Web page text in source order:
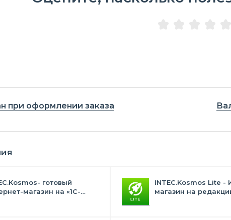
при оформлении заказа
готовый
магазин на «1С-
INTEC.Kosmos Lite -
магазин на